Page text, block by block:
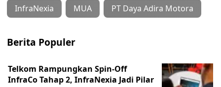
InfraNexia MUA PT Daya Adira Motora
Berita Populer
Telkom Rampungkan Spin-Off
InfraCo Tahap 2, InfraNexia Jadi Pilar